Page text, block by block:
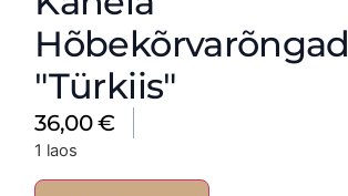
Hõbekõrvarõngad
"Türkiis"
36,00€
1 laos